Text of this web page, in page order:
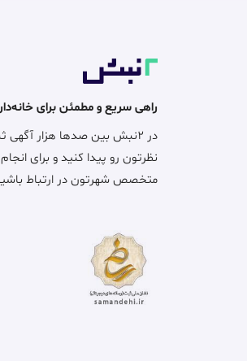
راهی سریع و مطمئن برای
در ۲نبش بین صدها هزار
نظرتون رو پیدا کنید و برای
متخصص شهرتون در ارتباط